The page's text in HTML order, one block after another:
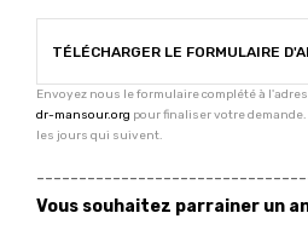
TÉLÉCHARGER LE FORMULAIRE
Envoyez nous le formulaire complété à
dr-mansour.org pour finaliser votre
les jours qui suivent.
Vous souhaitez parrainer un